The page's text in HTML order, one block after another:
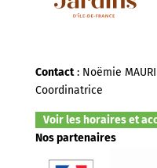
Contact: Noëmie
Coordinatrice
Voir les horaires et
Nos partenaires